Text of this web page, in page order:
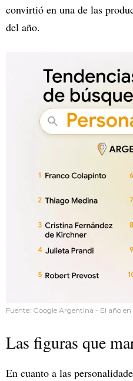
convirtió en una de las
del año.
Fuente: Google Argentina - El año en
Las figuras que
En cuanto a las